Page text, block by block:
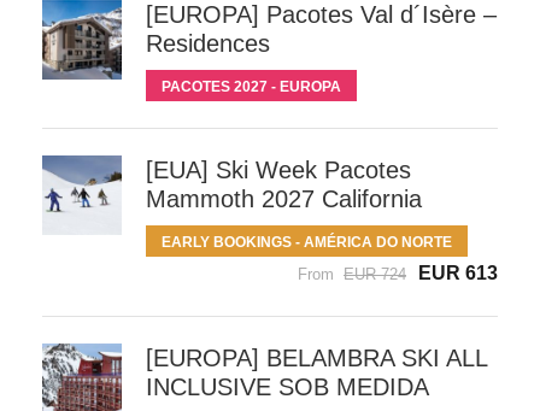
[EUROPA] Pacotes Val d´Isère –
Residences
PACOTES 2027 - EUROPA
[EUA] Ski Week Pacotes
Mammoth 2027 California
EARLY BOOKINGS - AMÉRICA DO NORTE
From EUR 724 EUR 613
[EUROPA] BELAMBRA SKI ALL
INCLUSIVE SOB MEDIDA